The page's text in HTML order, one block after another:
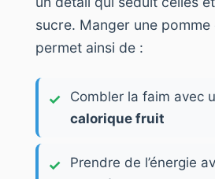
sucre. Manger une pomme
permet ainsi de :
Combler la faim avec
calorique fruit
Prendre de l’énergie